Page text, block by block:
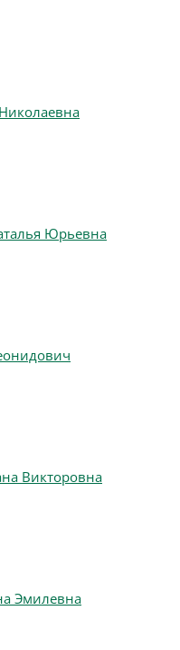
Юрьевна
Викторовна
Эмилевна